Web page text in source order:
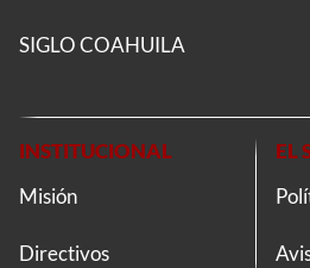
SIGLO COAHUILA
INSTITUCIONAL
Misión
Directivos
EL